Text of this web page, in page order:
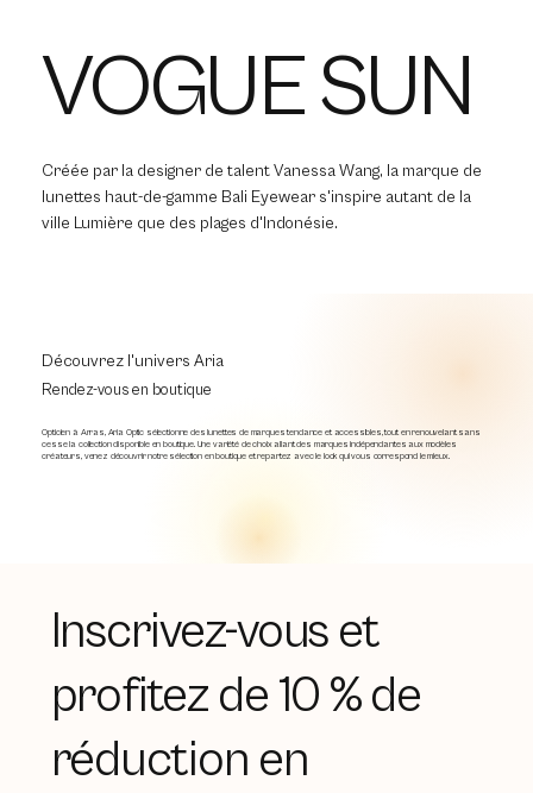
VOGUE SUN
Créée par la designer de talent Vanessa Wang, la marque de
lunettes haut-de-gamme Bali Eyewear s'inspire autant de la
ville Lumière que des plages d'Indonésie.
Rendez-vous en boutique
Découvrez l'univers Aria
Opticien à Arras, Aria Optic sélectionne des lunettes de marques tendance et accessibles, tout en renouvelant sans
cesse la collection disponible en boutique. Une variété de choix allant des marques indépendantes aux modèles
créateurs, venez découvrir notre sélection en boutique et repartez avec le look qui vous correspond le mieux.
Inscrivez-vous et
profitez de 10 % de
réduction en